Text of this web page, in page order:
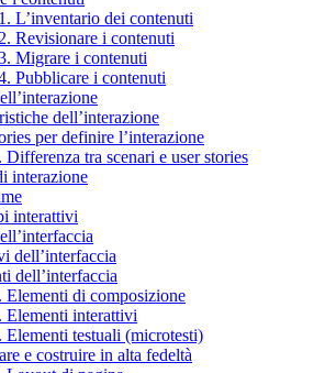
L’inventario dei contenuti
Revisionare i contenuti
Migrare i contenuti
Pubblicare i contenuti
dell’interazione
per definire l’interazione
Differenza tra scenari e user stories
interazione
interattivi
dell’interfaccia
dell’interfaccia
Elementi di composizione
Elementi interattivi
Elementi testuali (microtesti)
e costruire in alta fedeltà